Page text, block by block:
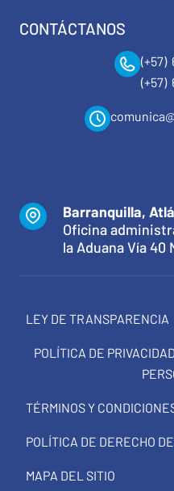
CONTÁCTANOS
(+57)
(+57)
Barranquilla,
Oficina
la Aduana Vía 40
LEY DE TRANSPARENCIA
POLÍTICA DE
TÉRMINOS Y
POLÍTICA DE DERECHO
MAPA DEL SITIO